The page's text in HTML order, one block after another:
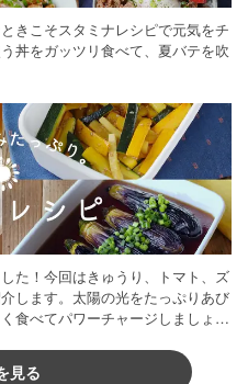
きこそスタミナレシピで元気をチ
丼をガッツリ食べて、夏バテを吹
た！今回はきゅうり、トマト、ズ
します。太陽の光をたっぷりあび
食べてパワーチャージしましょう
見る